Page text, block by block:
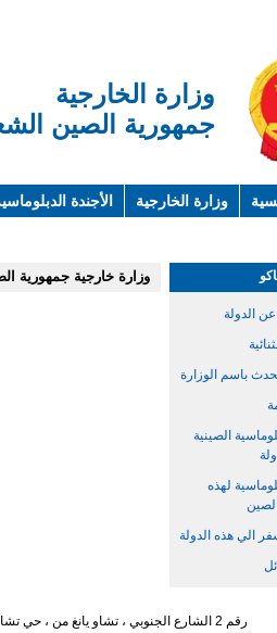
وزارة الخارجية
جمهورية الصين
وزارة الخارجية الأجندة
الدولة
باسم الوزارة
الصينية
لهذه
الي هذه الدولة
وزارة خارجية جمهورية
رقم 2 الشارع الجنوبي ، تشاو يانغ من ، حي تشاو يانغ ، مدينة بكين رقم البريد : 100701 التليفون : 65961114 - 10 - 86 +